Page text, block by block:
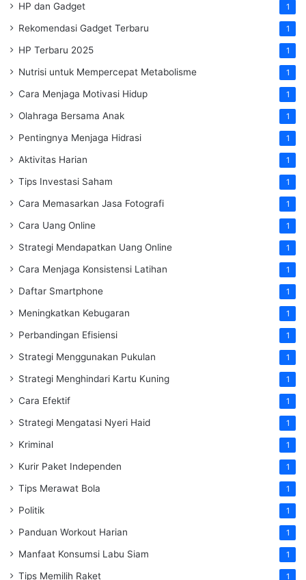
HP dan Gadget 1
Rekomendasi Gadget Terbaru 1
HP Terbaru 2025 1
Nutrisi untuk Mempercepat Metabolisme 1
Cara Menjaga Motivasi Hidup 1
Olahraga Bersama Anak 1
Pentingnya Menjaga Hidrasi 1
Aktivitas Harian 1
Tips Investasi Saham 1
Cara Memasarkan Jasa Fotografi 1
Cara Uang Online 1
Strategi Mendapatkan Uang Online 1
Cara Menjaga Konsistensi Latihan 1
Daftar Smartphone 1
Meningkatkan Kebugaran 1
Perbandingan Efisiensi 1
Strategi Menggunakan Pukulan 1
Strategi Menghindari Kartu Kuning 1
Cara Efektif 1
Strategi Mengatasi Nyeri Haid 1
Kriminal 1
Kurir Paket Independen 1
Tips Merawat Bola 1
Politik 1
Panduan Workout Harian 1
Manfaat Konsumsi Labu Siam 1
Tips Memilih Raket 1